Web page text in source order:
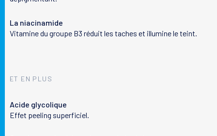
La niacinamide
Vitamine du groupe B3 réduit les taches et illumine le teint.
ET EN PLUS
Acide glycolique
Effet peeling superficiel.